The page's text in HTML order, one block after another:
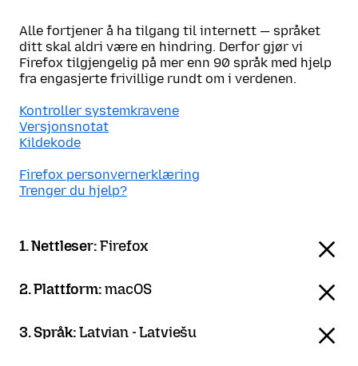
Alle fortjener å ha tilgang til internett — språket
ditt skal aldri være en hindring. Derfor gjør vi
Firefox tilgjengelig på mer enn 90 språk med hjelp
fra engasjerte frivillige rundt om i verdenen.
Kontroller systemkravene
Versjonsnotat
Kildekode
Firefox personvernerklæring
Trenger du hjelp?
1. Nettleser:Firefox
2. Plattform:macOS
3. Språk:Latvian - Latviešu